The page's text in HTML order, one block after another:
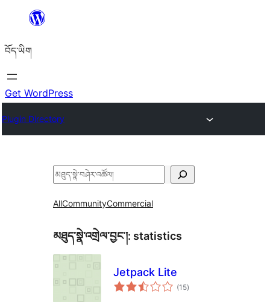
content
བོད་ཡིག
Get WordPress
Plugin Directory
བཤེར་
AllCommunityCommercial
མཐུད་སྣེ་འགྲེལ་བྱང་།: statistics
Jetpack Lite
(15གདེང་
འཇོག་
)